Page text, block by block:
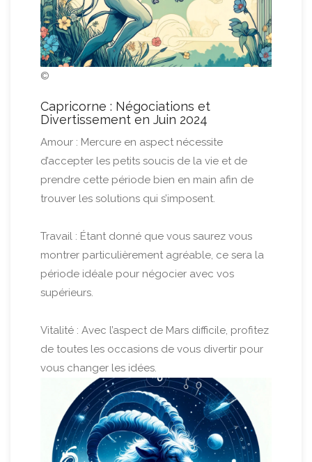
©
Capricorne : Négociations et
Divertissement en Juin 2024
Amour : Mercure en aspect nécessite
d’accepter les petits soucis de la vie et de
prendre cette période bien en main afin de
trouver les solutions qui s’imposent.
Travail : Étant donné que vous saurez vous
montrer particulièrement agréable, ce sera la
période idéale pour négocier avec vos
supérieurs.
Vitalité : Avec l’aspect de Mars difficile, profitez
de toutes les occasions de vous divertir pour
vous changer les idées.